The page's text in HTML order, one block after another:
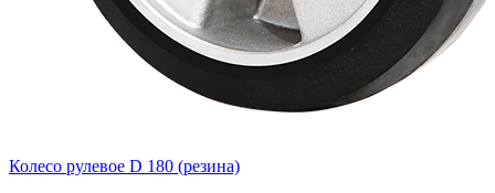
Колесо рулевое D 180 (резина)